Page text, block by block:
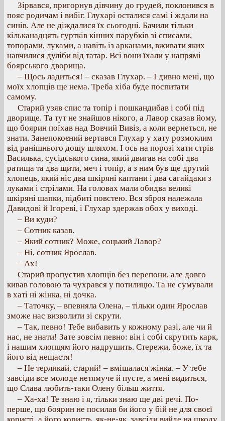
Зірвався, пригорнув дівчину до грудей, поклонився в
пояс родичам і вибіг. Глухарі осталися самі і ждали на
синів. Але не діждалися їх сьогодні. Бачили тільки
кільканадцять гуртків кінних парубків зі списами,
топорами, луками, а навіть із арканами, вживати яких
навчилися дуліби від татар. Всі вони їхали у напрямі
боярського дворища.
– Щось ладиться! – сказав Глухар. – І дивно мені, що
моїх хлопців ще нема. Треба хіба буде поспитати
самому.
Старий узяв спис та топір і пошкандибав і собі під
дворище. Та тут не знайшов нікого, а Лавор сказав йому,
що боярин поїхав над Вовчий Вивіз, а коли вернеться, не
знати. Занепокоєний вертався Глухар у хату розмоклим
від ранішнього дощу шляхом. І ось на порозі хати стрів
Василька, сусідського сина, який двигав на собі два
ратища та два щити, меч і топір, а з ним був ще другий
хлопець, який ніс два шкіряні каптани і два сагайдаки з
луками і стрілами. На головах мали обидва великі
шкіряні шапки, підбиті повстею. Вся зброя належала
Давидові й Ігореві, і Глухар здержав обох у виході.
– Ви куди?
– Сотник казав.
– Який сотник? Може, соцький Лавор?
– Ні, сотник Ярослав.
– Ах!
Старий пропустив хлопців без перепони, але довго
кивав головою та чухрався у потилицю. Та не сумували
в хаті ні жінка, ні дочка.
– Таточку, – впевняла Олена, – тільки один Ярослав
зможе нас визволити зі скрути.
– Так, певно! Тебе вибавить у кожному разі, але чи й
нас, не знати! Зате зовсім певно: він і собі скрутить карк,
і нашим хлопцям його надрушить. Стережи, боже, їх та
його від нещастя!
– Не терликай, старий! – вмішалася жінка. – У тебе
завсіди все молоде нетямуче й пусте, а мені видиться,
що Слава любить-таки Олену більш життя.
– Ха-ха! Те знаю і я, тільки знаю ще дві речі. По-
перше, що боярин не посилав би його у бій не для своєї